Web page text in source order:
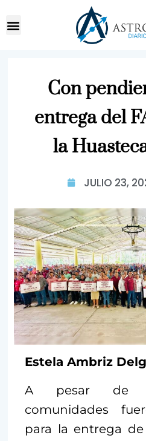
Con
entrega del
la
JULIO 23,
Estela Ambriz
A pesar de
comunidades
para la entrega